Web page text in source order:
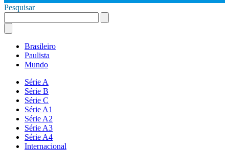
Pesquisar
Brasileiro
Paulista
Mundo
Série A
Série B
Série C
Série A1
Série A2
Série A3
Série A4
Internacional